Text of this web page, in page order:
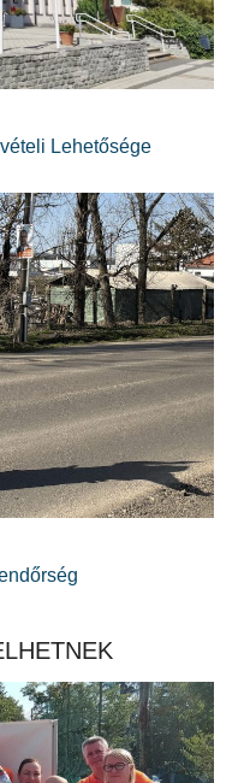
Lehetősége